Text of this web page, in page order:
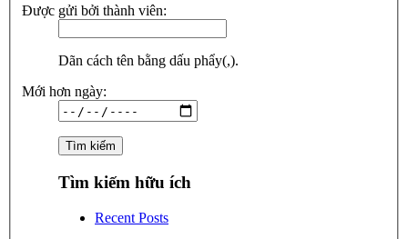
Được gửi bởi thành viên:
Dãn cách tên bằng dấu phẩy(,).
Mới hơn ngày:
Tìm kiếm hữu ích
Recent Posts